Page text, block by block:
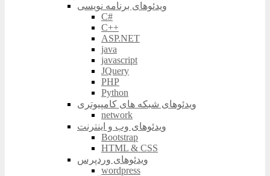
ویدئوهای برنامه نویسی
C#
C++
ASP.NET
java
javascript
JQuery
PHP
Python
ویدئوهای شبکه های کامپیوتری
network
ویدئوهای وب و اینترنت
Bootstrap
HTML & CSS
ویدئوهای وردپرس
wordpress